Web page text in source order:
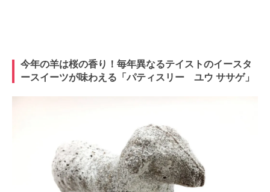
今年の羊は桜の香り！毎年異なるテイストのイースタ
ースイーツが味わえる「パティスリー ユウ ササゲ」